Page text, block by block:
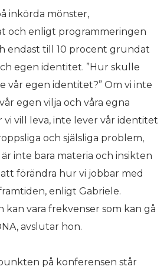
inkörda mönster,
och enligt programmeringen
endast till 10 procent grundat
egen identitet. ”Hur skulle
vår egen identitet?” Om vi inte
egen vilja och våra egna
vill leva, inte lever vår identitet
och själsliga problem,
är inte bara materia och insikten
förändra hur vi jobbar med
enligt Gabriele.
kan vara frekvenser som kan gå
avslutar hon.
på konferensen står